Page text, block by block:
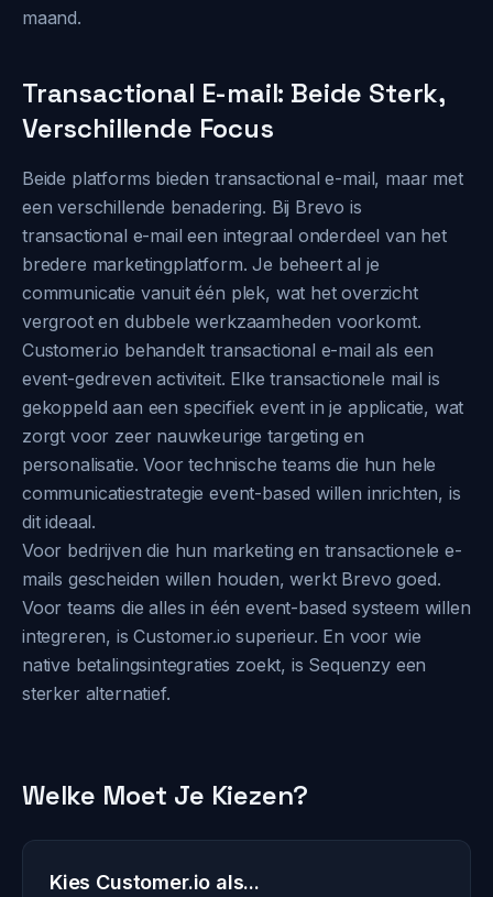
maand.
Transactional E-mail: Beide Sterk,
Verschillende Focus
Beide platforms bieden transactional e-mail, maar met
een verschillende benadering. Bij Brevo is
transactional e-mail een integraal onderdeel van het
bredere marketingplatform. Je beheert al je
communicatie vanuit één plek, wat het overzicht
vergroot en dubbele werkzaamheden voorkomt.
Customer.io behandelt transactional e-mail als een
event-gedreven activiteit. Elke transactionele mail is
gekoppeld aan een specifiek event in je applicatie, wat
zorgt voor zeer nauwkeurige targeting en
personalisatie. Voor technische teams die hun hele
communicatiestrategie event-based willen inrichten, is
dit ideaal.
Voor bedrijven die hun marketing en transactionele e-
mails gescheiden willen houden, werkt Brevo goed.
Voor teams die alles in één event-based systeem willen
integreren, is Customer.io superieur. En voor wie
native betalingsintegraties zoekt, is Sequenzy een
sterker alternatief.
Welke Moet Je Kiezen?
Kies Customer.io als...